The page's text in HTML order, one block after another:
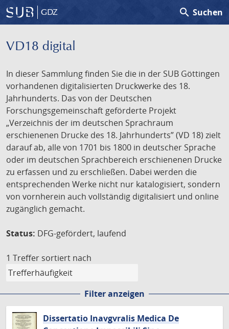
GDZ search Suchen
VD18 digital
In dieser Sammlung finden Sie die in der SUB Göttingen
vorhandenen digitalisierten Druckwerke des 18.
Jahrhunderts. Das von der Deutschen
Forschungsgemeinschaft geförderte Projekt
„Verzeichnis der im deutschen Sprachraum
erschienenen Drucke des 18. Jahrhunderts” (VD 18) zielt
darauf ab, alle von 1701 bis 1800 in deutscher Sprache
oder im deutschen Sprachbereich erschienenen Drucke
zu erfassen und zu erschließen. Dabei werden die
entsprechenden Werke nicht nur katalogisiert, sondern
von vornherein auch vollständig digitalisiert und online
zugänglich gemacht.
Status: DFG-gefördert, laufend
1 Treffer sortiert nach
Filter anzeigen
Dissertatio Inavgvralis Medica De